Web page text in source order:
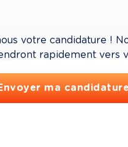
votre candidature !
rapidement vers
ma candidature